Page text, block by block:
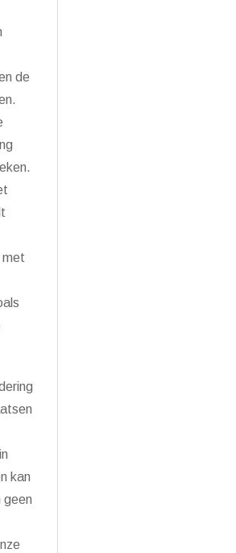
de
met
kan
geen